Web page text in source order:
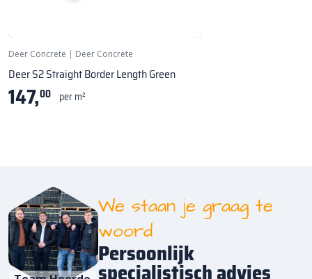
Deer Concrete | Deer Concrete
Deer S2 Straight Border Length Green
147,00 per m²
We staan je graag te
woord
Persoonlijk
specialistisch advies